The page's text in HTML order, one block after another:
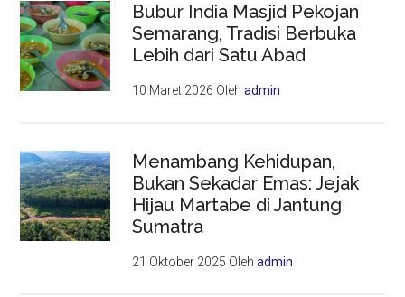
Bubur India Masjid Pekojan
Semarang, Tradisi Berbuka
Lebih dari Satu Abad
10 Maret 2026 Olehadmin
Menambang Kehidupan,
Bukan Sekadar Emas: Jejak
Hijau Martabe di Jantung
Sumatra
21 Oktober 2025 Olehadmin